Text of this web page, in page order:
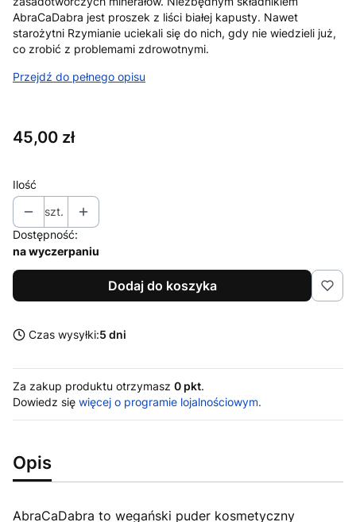
AbraCaDabra jest proszek z liści białej kapusty. Nawet
starożytni Rzymianie uciekali się do nich, gdy nie wiedzieli już,
co zrobić z problemami zdrowotnymi.
Przejdź do pełnego opisu
Cena
45,00 zł
Ilość
szt.
Dostępność:
na wyczerpaniu
Dodaj do koszyka
Czas wysyłki:5 dni
Za zakup produktu otrzymasz 0 pkt.
Dowiedz się więcej o programie lojalnościowym.
Opis
AbraCaDabra to wegański puder kosmetyczny